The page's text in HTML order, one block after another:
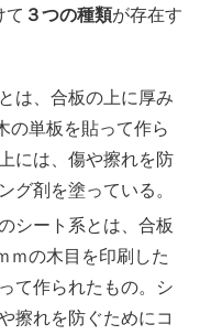
て ３つの種類が存在す
は、合板の上に厚み
の単板を貼って作ら
には、傷や擦れを防
グ剤を塗っている。
シート系とは、合板
ｍの木目を印刷した
て作られたもの。シ
擦れを防ぐためにコ